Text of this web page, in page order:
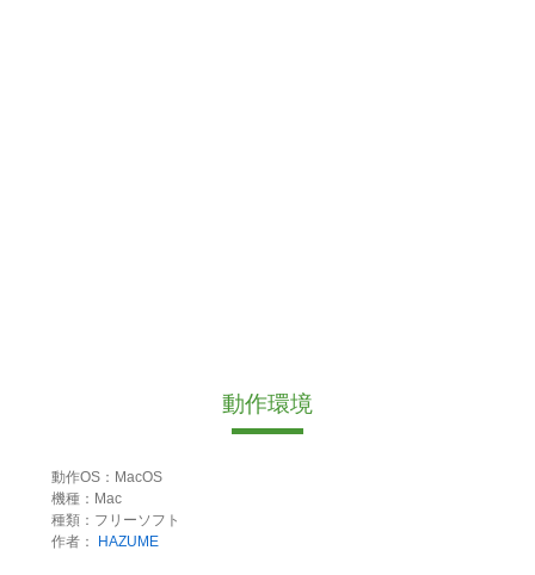
動作環境
動作OS：MacOS
機種：Mac
種類：フリーソフト
作者：
HAZUME